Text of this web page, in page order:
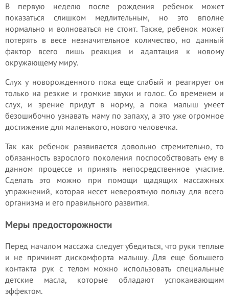
В первую неделю после рождения ребенок может
показаться слишком медлительным, но это вполне
нормально и волноваться не стоит. Также, ребенок может
потерять в весе незначительное количество, но данный
фактор всего лишь реакция и адаптация к новому
окружающему миру.
Слух у новорожденного пока еще слабый и реагирует он
только на резкие и громкие звуки и голос. Со временем и
слух, и зрение придут в норму, а пока малыш умеет
безошибочно узнавать маму по запаху, а это уже огромное
достижение для маленького, нового человечка.
Так как ребенок развивается довольно стремительно, то
обязанность взрослого поколения поспособствовать ему в
данном процессе и принять непосредственное участие.
Сделать это можно при помощи щадящих массажных
упражнений, которая несет невероятную пользу для всего
организма и его правильного развития.
Меры предосторожности
Перед началом массажа следует убедиться, что руки теплые
и не причинят дискомфорта малышу. Для еще большего
контакта рук с телом можно использовать специальные
детские масла, которые обладают успокаивающим
эффектом.